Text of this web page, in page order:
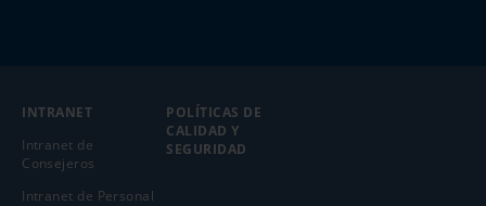
INTRANET
Intranet de
Consejeros
Intranet de Personal
POLÍTICAS DE
CALIDAD Y
SEGURIDAD